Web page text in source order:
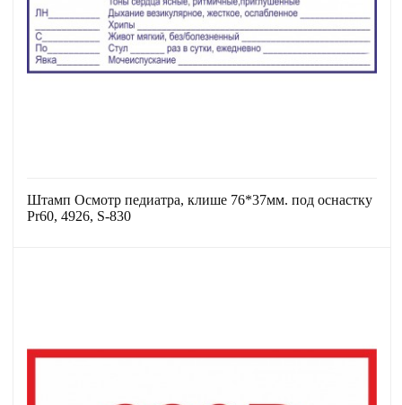
Штамп Осмотр педиатра, клише 76*37мм. под оснастку
Pr60, 4926, S-830